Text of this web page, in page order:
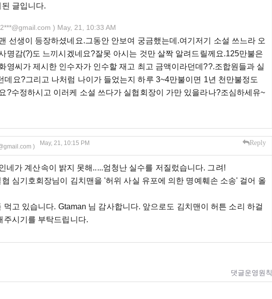
글입니다.
) May, 21, 10:33 AM
선생이 등장하셨네요.그동안 안보여 궁금했는데.여기저기 소설 쓰느라 오
명감(?)도 느끼시겠네요?잘못 아시는 것만 살짝 알려드릴께요.125만불은
영씨가 제시한 인수자가 인수할 재고 최고 금액이라던데??.조합원들과 실
데요?그리고 나처럼 나이가 들었는지 하루 3~4만불이면 1년 천만불정도
?수정하시고 이러케 소설 쓰다가 실협회장이 가만 있을라나?조심하세유~
) May, 21, 10:15 PM Reply
네가 계산속이 밝지 못해.....엄청난 실수를 저질렀습니다. 그려!
심기호회장님이 김치맨을 '허위 사실 유포에 의한 명예훼손 소송' 걸어 올
먹고 있습니다. Gtaman 님 감사합니다. 앞으로도 김치맨이 허튼 소리 하걸
주시기를 부탁드립니다.
댓글운영원칙